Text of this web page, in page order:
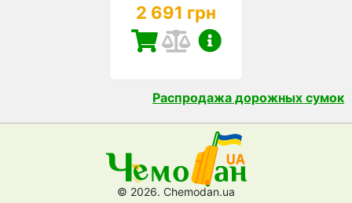
2 691 грн
Распродажа дорожных сумок
© 2026. Chemodan.ua